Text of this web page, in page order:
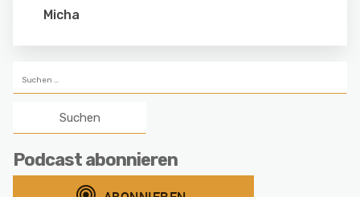
Micha
nach:
Podcast abonnieren